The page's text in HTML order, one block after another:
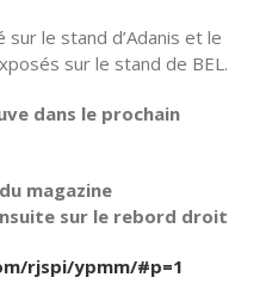
sur le stand d’Adanis et le
sur le stand de BEL.
dans le prochain
magazine
sur le rebord droit
rjspi/ypmm/#p=1